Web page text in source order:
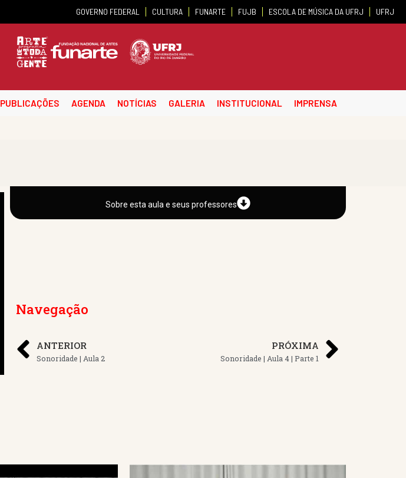
GOVERNO FEDERAL CULTURA FUNARTE FUJB ESCOLA DE MÚSICA DA UFRJ UFRJ
PUBLICAÇÕES AGENDA NOTÍCIAS GALERIA INSTITUCIONAL IMPRENSA
Sobre esta aula e seus professores
Navegação
ANTERIOR
Sonoridade | Aula 2
PRÓXIMA
Sonoridade | Aula 4 | Parte 1